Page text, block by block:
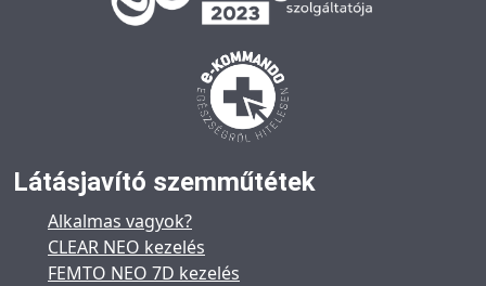
Látásjavító szemműtétek
Alkalmas vagyok?
CLEAR NEO kezelés
FEMTO NEO 7D kezelés